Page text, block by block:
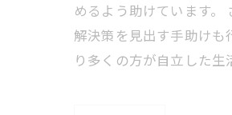
めるよう助けています。
解決策を見出す手助けも
り多くの方が自立した生